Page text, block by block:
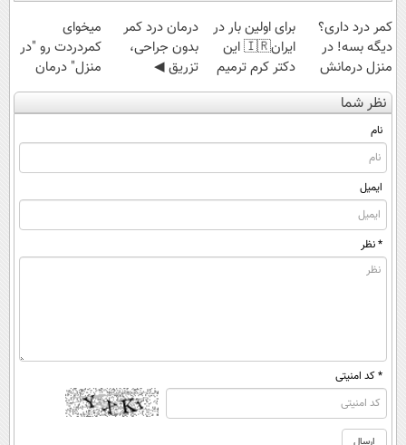
کمر درد داری؟
دیگه بسه! در
منزل درمانش
کن
(◀پرسش‌نامه)
برای اولین بار در
ایران🇮🇷 این
دکتر کرم ترمیم
کننده 23 روزه
ساخت!
درمان درد کمر
بدون جراحی،
تزریق ◀
پرسش‌نامه رو پر
کن ▶
میخوای
کمردردت رو "در
منزل" درمان
کنی؟ (◂فیلم +
◂پرسش‌نامه)
نظر شما
نام
ایمیل
* نظر
* کد امنیتی